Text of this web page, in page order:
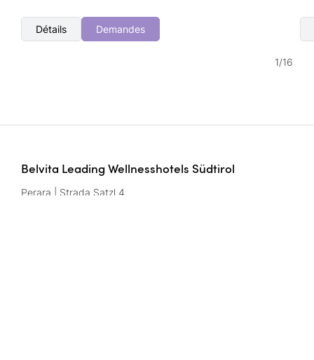
Détails Demandes
1/16
Belvita Leading Wellnesshotels Südtirol
Perara | Strada Satzl 4